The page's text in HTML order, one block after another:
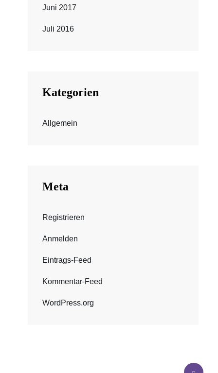
Juni 2017
Juli 2016
Kategorien
Allgemein
Meta
Registrieren
Anmelden
Eintrags-Feed
Kommentar-Feed
WordPress.org